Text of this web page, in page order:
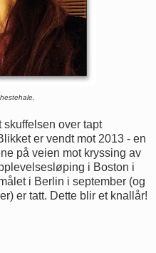
skuffelsen over tapt
er vendt mot 2013 - en
på veien mot kryssing av
i Boston i
i Berlin i september (og
er tatt. Dette blir et knallår!